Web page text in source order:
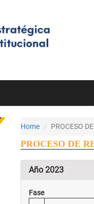
Home PROCESO
PROCESO DE
Año 2023
Fase